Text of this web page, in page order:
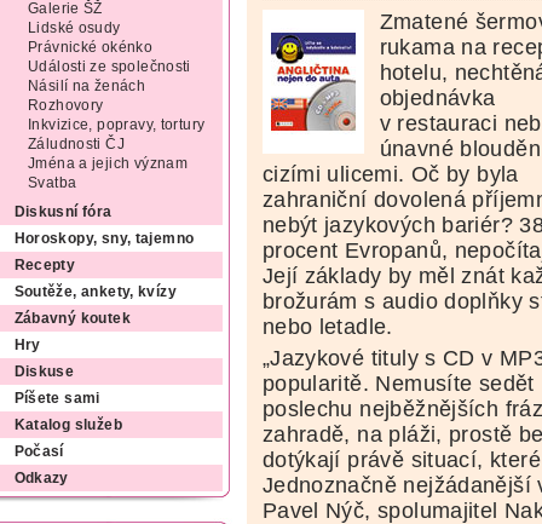
Galerie ŠŽ
Lidské osudy
Právnické okénko
Události ze společnosti
Násilí na ženách
Rozhovory
Inkvizice, popravy, tortury
Záludnosti ČJ
Jména a jejich význam
Svatba
Diskusní fóra
Horoskopy, sny, tajemno
Recepty
Soutěže, ankety, kvízy
Zábavný koutek
Hry
Diskuse
Píšete sami
Katalog služeb
Počasí
Odkazy
Zmatené
rukama na
hotelu,
objednávka
v restauraci
únavné
cizími ulicemi. Oč by byla
zahraniční dovolená
nebýt jazykových bariér?
procent Evropanů,
Její základy by měl znát
brožurám s audio doplňky
nebo letadle.
„Jazykové tituly s CD v
popularitě. Nemusíte
poslechu nejběžnějších
zahradě, na pláži, prostě
dotýkají právě situací,
Jednoznačně nejžádanější
Pavel Nýč, spolumajitel